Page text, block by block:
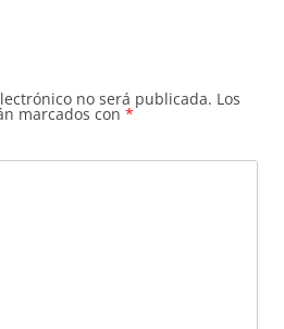
no será publicada. Los
marcados con *